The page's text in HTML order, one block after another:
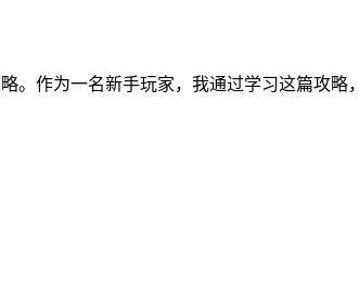
。作为一名新手玩家，我通过学习这篇攻